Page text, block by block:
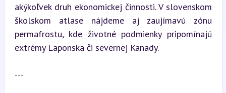
akýkoľvek druh ekonomickej činnosti. V slovenskom
školskom atlase nájdeme aj zaujímavú zónu
permafrostu, kde životné podmienky pripomínajú
extrémy Laponska či severnej Kanady.
---